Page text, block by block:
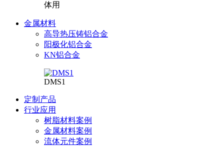
体用
金属材料
高导热压铸铝合金
阳极化铝合金
KN铝合金
DMS1
定制产品
行业应用
树脂材料案例
金属材料案例
流体元件案例